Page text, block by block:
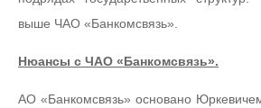
выше ЧАО «Банкомсвязь».
Нюансы с ЧАО «Банкомсвязь».
АО «Банкомсвязь» основано